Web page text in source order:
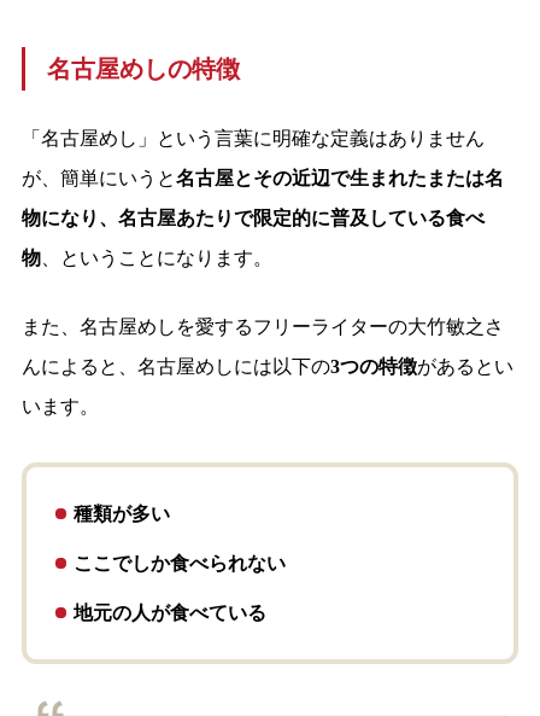
名古屋めしの特徴
「名古屋めし」という言葉に明確な定義はありません
が、簡単にいうと名古屋とその近辺で生まれたまたは名
物になり、名古屋あたりで限定的に普及している食べ
物、ということになります。
また、名古屋めしを愛するフリーライターの大竹敏之さ
んによると、名古屋めしには以下の3つの特徴があるとい
います。
種類が多い
ここでしか食べられない
地元の人が食べている